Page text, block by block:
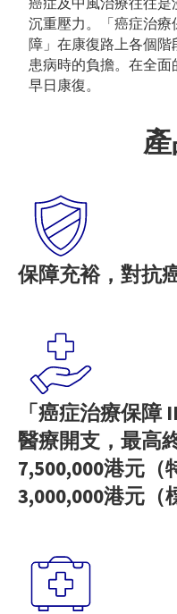
沉重壓力。「癌症治
障」在康復路上各個
患病時的負擔。在全面
早日康復。
保障充裕，對抗
「癌症治療保障
醫療開支，最高
7,500,000港元（
3,000,000港元（